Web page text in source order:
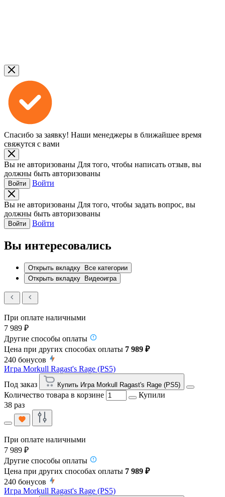
Спасибо за заявку! Наши менеджеры в ближайшее время
свяжутся с вами
Вы не авторизованы Для того, чтобы написать отзыв, вы
должны быть авторизованы
Войти Войти
Вы не авторизованы Для того, чтобы задать вопрос, вы
должны быть авторизованы
Войти Войти
Вы интересовались
Открыть вкладку
Все категории
Открыть вкладку
Видеоигра
При оплате наличными
7 989 ₽
Другие способы оплаты
Цена при других способах оплаты 7 989 ₽
240 бонусов
Игра Morkull Ragast's Rage (PS5)
Под заказ
Купить Игра Morkull Ragast's Rage (PS5)
Количество товара в корзине
Купили
38 раз
При оплате наличными
7 989 ₽
Другие способы оплаты
Цена при других способах оплаты 7 989 ₽
240 бонусов
Игра Morkull Ragast's Rage (PS5)